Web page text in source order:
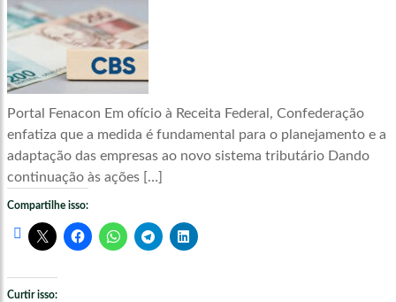
Portal Fenacon Em ofício à Receita Federal, Confederação
enfatiza que a medida é fundamental para o planejamento e a
adaptação das empresas ao novo sistema tributário Dando
continuação às ações […]
Compartilhe isso:
Curtir isso: